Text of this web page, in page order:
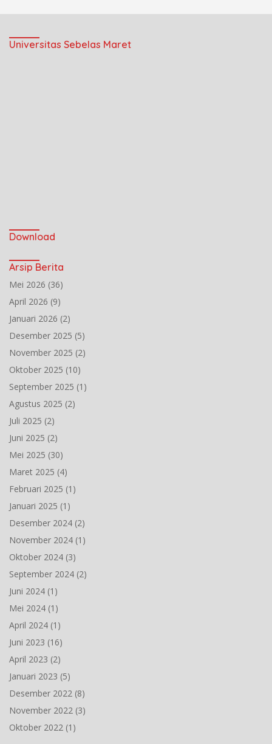
Universitas Sebelas Maret
Download
Arsip Berita
Mei 2026 (36)
April 2026 (9)
Januari 2026 (2)
Desember 2025 (5)
November 2025 (2)
Oktober 2025 (10)
September 2025 (1)
Agustus 2025 (2)
Juli 2025 (2)
Juni 2025 (2)
Mei 2025 (30)
Maret 2025 (4)
Februari 2025 (1)
Januari 2025 (1)
Desember 2024 (2)
November 2024 (1)
Oktober 2024 (3)
September 2024 (2)
Juni 2024 (1)
Mei 2024 (1)
April 2024 (1)
Juni 2023 (16)
April 2023 (2)
Januari 2023 (5)
Desember 2022 (8)
November 2022 (3)
Oktober 2022 (1)